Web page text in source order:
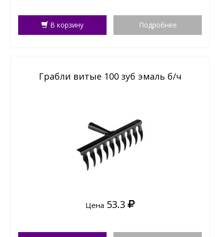
В корзину Подробнее
Грабли витые 100 зуб эмаль б/ч
Цена 53.3